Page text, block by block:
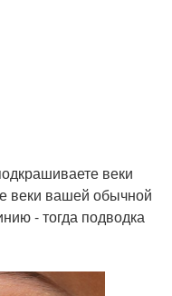
веки
веки вашей обычной
- тогда подводка